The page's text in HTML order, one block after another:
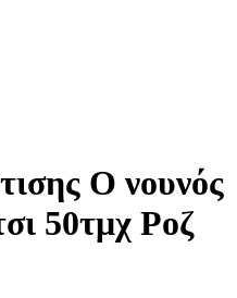
Ο νουνός
50τμχ Ροζ